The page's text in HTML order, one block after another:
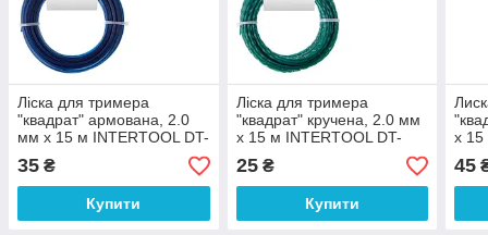
Лiска для тримера
"квадрат" армована, 2.0
мм x 15 м INTERTOOL DT-
35 ₴
Купити
Лiска для тримера
"квадрат" кручена, 2.0 мм
x 15 м INTERTOOL DT-
25₴
Купити
x 15
45